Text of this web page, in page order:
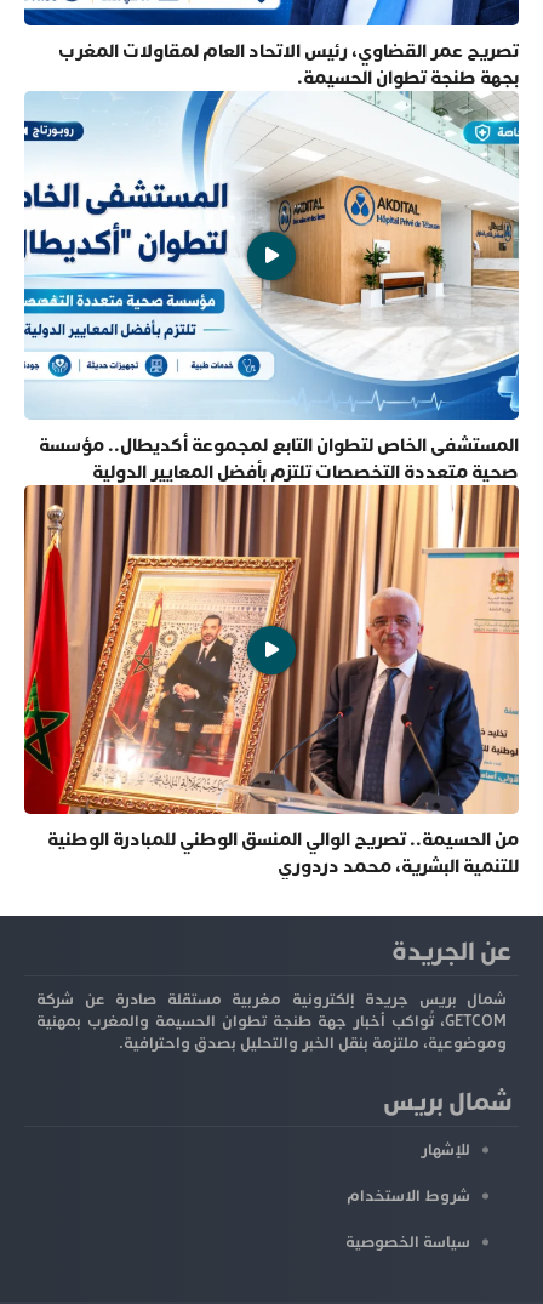
تصريح عمر القضاوي، رئيس الاتحاد العام لمقاولات المغرب
بجهة طنجة تطوان الحسيمة.
المستشفى الخاص لتطوان التابع لمجموعة أكديطال.. مؤسسة
صحية متعددة التخصصات تلتزم بأفضل المعايير الدولية
من الحسيمة.. تصريح الوالي المنسق الوطني للمبادرة الوطنية
للتنمية البشرية، محمد دردوري
عن الجريدة
شمال بريس جريدة إلكترونية مغربية مستقلة صادرة عن شركة
GETCOM، تُواكب أخبار جهة طنجة تطوان الحسيمة والمغرب بمهنية
وموضوعية، ملتزمة بنقل الخبر والتحليل بصدق واحترافية.
شمال بريس
للإشهار
شروط الاستخدام
سياسة الخصوصية